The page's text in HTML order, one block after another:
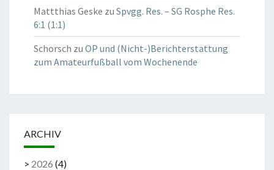
Mattthias Geske zu Spvgg. Res. – SG Rosphe Res.
6:1 (1:1)
Schorsch zu OP und (Nicht-)Berichterstattung
zum Amateurfußball vom Wochenende
ARCHIV
> 2026 (4)